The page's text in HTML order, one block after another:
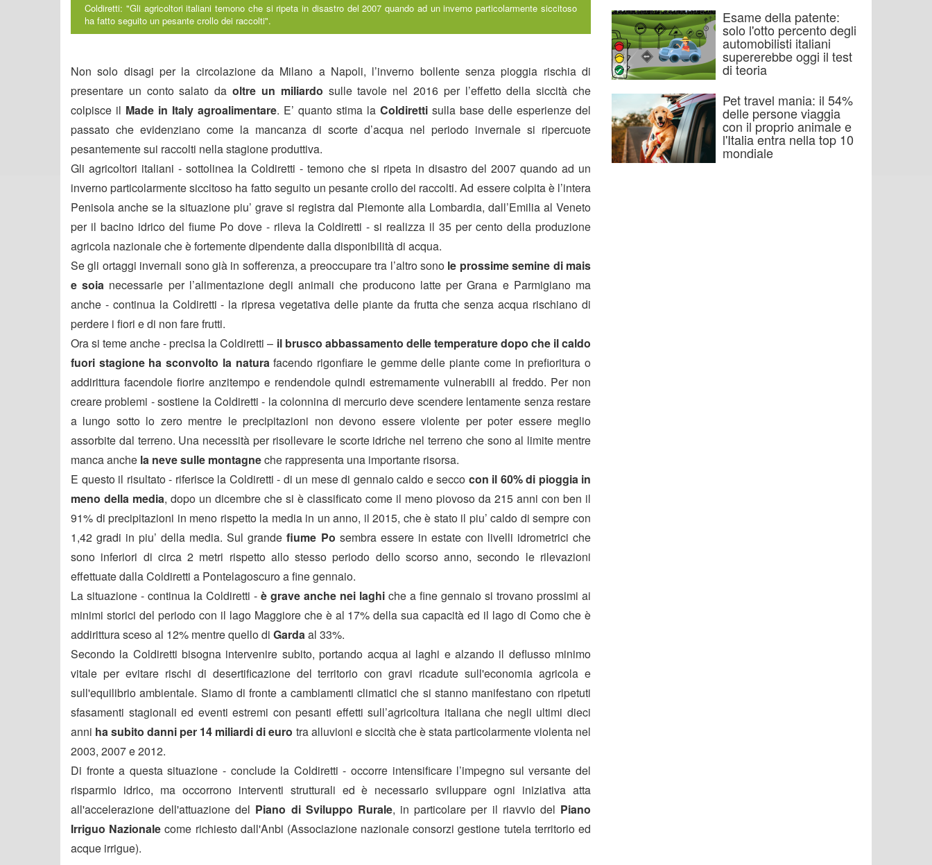
Coldiretti: "Gli agricoltori italiani temono che si ripeta in disastro del 2007 quando ad un inverno particolarmente siccitoso
ha fatto seguito un pesante crollo dei raccolti".
Non solo disagi per la circolazione da Milano a Napoli, l’inverno bollente senza pioggia rischia di
presentare un conto salato da oltre un miliardo sulle tavole nel 2016 per l’effetto della siccità che
colpisce il Made in Italy agroalimentare. E’ quanto stima la Coldiretti sulla base delle esperienze del
passato che evidenziano come la mancanza di scorte d’acqua nel periodo invernale si ripercuote
pesantemente sui raccolti nella stagione produttiva.
Gli agricoltori italiani - sottolinea la Coldiretti - temono che si ripeta in disastro del 2007 quando ad un
inverno particolarmente siccitoso ha fatto seguito un pesante crollo dei raccolti. Ad essere colpita è l’intera
Penisola anche se la situazione piu’ grave si registra dal Piemonte alla Lombardia, dall’Emilia al Veneto
per il bacino idrico del fiume Po dove - rileva la Coldiretti - si realizza il 35 per cento della produzione
agricola nazionale che è fortemente dipendente dalla disponibilità di acqua.
Se gli ortaggi invernali sono già in sofferenza, a preoccupare tra l’altro sonole prossime semine di mais
e soia necessarie per l’alimentazione degli animali che producono latte per Grana e Parmigiano ma
anche - continua la Coldiretti - la ripresa vegetativa delle piante da frutta che senza acqua rischiano di
perdere i fiori e di non fare frutti.
Ora si teme anche - precisa la Coldiretti – il brusco abbassamento delle temperature dopo che il caldo
fuori stagione ha sconvolto la naturafacendo rigonfiare le gemme delle piante come in prefioritura o
addirittura facendole fiorire anzitempo e rendendole quindi estremamente vulnerabili al freddo. Per non
creare problemi - sostiene la Coldiretti - la colonnina di mercurio deve scendere lentamente senza restare
a lungo sotto lo zero mentre le precipitazioni non devono essere violente per poter essere meglio
assorbite dal terreno. Una necessità per risollevare le scorte idriche nel terreno che sono al limite mentre
manca anche la neve sulle montagneche rappresenta una importante risorsa.
E questo il risultato - riferisce la Coldiretti - di un mese di gennaio caldo e secco con il 60% di pioggia in
meno della media, dopo un dicembre che si è classificato come il meno piovoso da 215 anni con ben il
91% di precipitazioni in meno rispetto la media in un anno, il 2015, che è stato il piu’ caldo di sempre con
1,42 gradi in piu’ della media. Sul grande fiume Po sembra essere in estate con livelli idrometrici che
sono inferiori di circa 2 metri rispetto allo stesso periodo dello scorso anno, secondo le rilevazioni
effettuate dalla Coldiretti a Pontelagoscuro a fine gennaio.
La situazione - continua la Coldiretti - è grave anche nei laghi che a fine gennaio si trovano prossimi ai
minimi storici del periodo con il lago Maggiore che è al 17% della sua capacità ed il lago di Como che è
addirittura sceso al 12% mentre quello di Gardaal 33%.
Secondo la Coldiretti bisogna intervenire subito, portando acqua ai laghi e alzando il deflusso minimo
vitale per evitare rischi di desertificazione del territorio con gravi ricadute sull'economia agricola e
sull'equilibrio ambientale. Siamo di fronte a cambiamenti climatici che si stanno manifestano con ripetuti
sfasamenti stagionali ed eventi estremi con pesanti effetti sull’agricoltura italiana che negli ultimi dieci
anni ha subito danni per 14 miliardi di euro tra alluvioni e siccità che è stata particolarmente violenta nel
2003, 2007 e 2012.
Di fronte a questa situazione - conclude la Coldiretti - occorre intensificare l’impegno sul versante del
risparmio idrico, ma occorrono interventi strutturali ed è necessario sviluppare ogni iniziativa atta
all'accelerazione dell'attuazione del Piano di Sviluppo Rurale, in particolare per il riavvio del Piano
Irriguo Nazionale come richiesto dall'Anbi (Associazione nazionale consorzi gestione tutela territorio ed
acque irrigue).
Esame della patente:
solo l'otto percento degli
automobilisti italiani
supererebbe oggi il test
di teoria
Pet travel mania: il 54%
delle persone viaggia
con il proprio animale e
l'Italia entra nella top 10
mondiale